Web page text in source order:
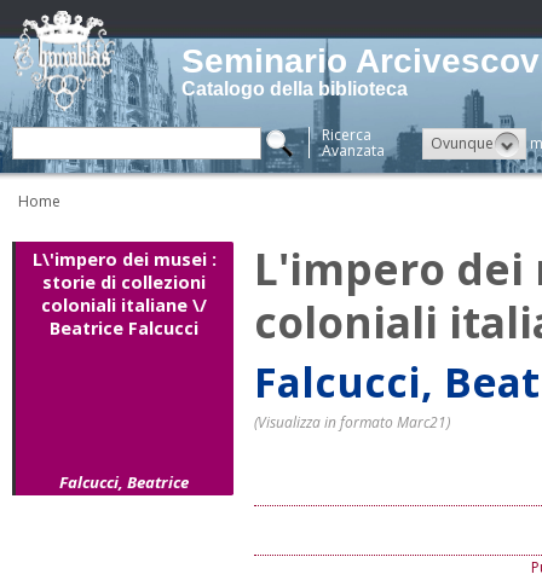
Seminario
Catalogo della biblioteca
Ricerca
Avanzata Ovunque
Home
L\'impero dei musei :
storie di collezioni
coloniali italiane \/
Beatrice Falcucci
Falcucci, Beatrice
L'impero dei
coloniali
Falcucci,
(Visualizza in formato Marc21)